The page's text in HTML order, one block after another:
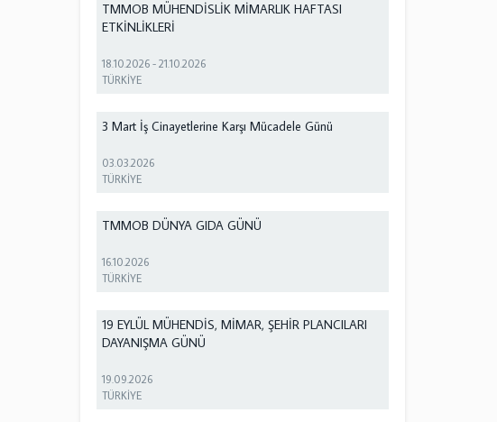
TMMOB MÜHENDİSLİK MİMARLIK HAFTASI
ETKİNLİKLERİ
18.10.2026 -21.10.2026
TÜRKİYE
3 Mart İş Cinayetlerine Karşı Mücadele Günü
03.03.2026
TÜRKİYE
TMMOB DÜNYA GIDA GÜNÜ
16.10.2026
TÜRKİYE
19 EYLÜL MÜHENDİS, MİMAR, ŞEHİR PLANCILARI
DAYANIŞMA GÜNÜ
19.09.2026
TÜRKİYE